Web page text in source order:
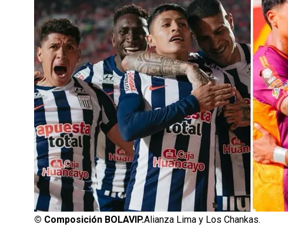
© Composición BOLAVIP.Alianza Lima y Los Chankas.